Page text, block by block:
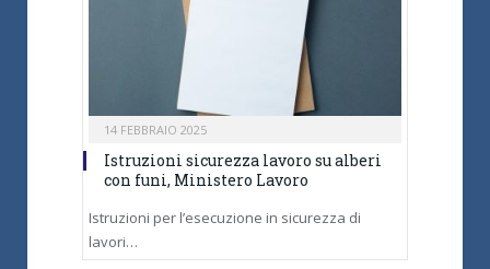
14 FEBBRAIO 2025
Istruzioni sicurezza lavoro su alberi
con funi, Ministero Lavoro
Istruzioni per l’esecuzione in sicurezza di
lavori…